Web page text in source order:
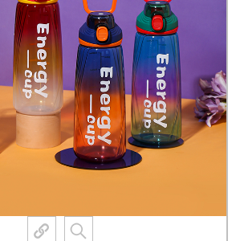
齐全且适合儿童使用。这种防摔特性对
操作的年轻用户尤其有益。
清洁：
卫生是重中之重，这款水瓶采用完全可
一问题。水瓶的每个部分都可以拆卸，
能可确保不会留下大多数污垢或污渍，
饮用体验。父母可以轻松清洗水瓶，使
瓶配有坚固的挂绳，可以挂在背包上或